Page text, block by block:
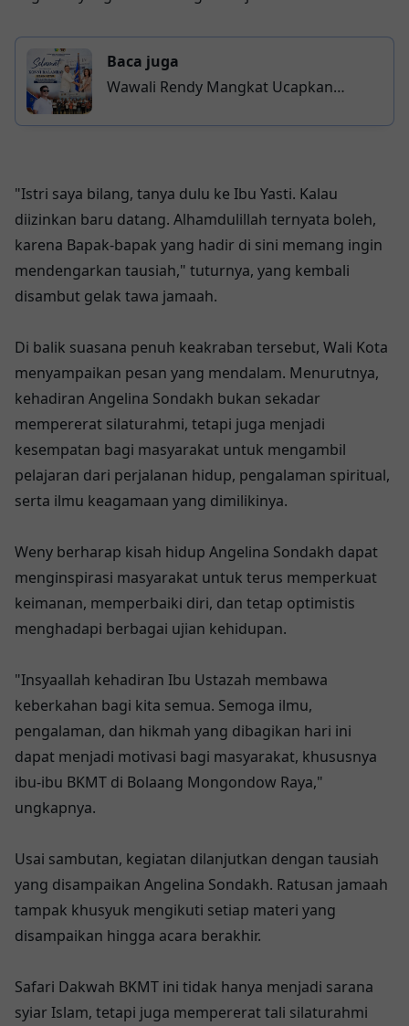
Baca juga
Wawali Rendy Mangkat Ucapkan
"Istri saya bilang, tanya dulu ke Ibu Yasti. Kalau
diizinkan baru datang. Alhamdulillah ternyata boleh,
karena Bapak-bapak yang hadir di sini memang ingin
mendengarkan tausiah," tuturnya, yang kembali
disambut gelak tawa jamaah.
Di balik suasana penuh keakraban tersebut, Wali Kota
menyampaikan pesan yang mendalam. Menurutnya,
kehadiran Angelina Sondakh bukan sekadar
mempererat silaturahmi, tetapi juga menjadi
kesempatan bagi masyarakat untuk mengambil
pelajaran dari perjalanan hidup, pengalaman spiritual,
serta ilmu keagamaan yang dimilikinya.
Weny berharap kisah hidup Angelina Sondakh dapat
menginspirasi masyarakat untuk terus memperkuat
keimanan, memperbaiki diri, dan tetap optimistis
menghadapi berbagai ujian kehidupan.
"Insyaallah kehadiran Ibu Ustazah membawa
keberkahan bagi kita semua. Semoga ilmu,
pengalaman, dan hikmah yang dibagikan hari ini
dapat menjadi motivasi bagi masyarakat, khususnya
ibu-ibu BKMT di Bolaang Mongondow Raya,"
ungkapnya.
Usai sambutan, kegiatan dilanjutkan dengan tausiah
yang disampaikan Angelina Sondakh. Ratusan jamaah
tampak khusyuk mengikuti setiap materi yang
disampaikan hingga acara berakhir.
Safari Dakwah BKMT ini tidak hanya menjadi sarana
syiar Islam, tetapi juga mempererat tali silaturahmi